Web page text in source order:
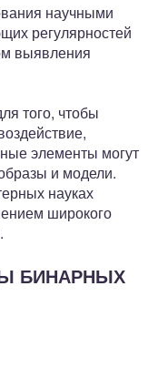
научными
регулярностей
выявления
того, чтобы
элементы могут
и модели.
науках
широкого
БИНАРНЫХ